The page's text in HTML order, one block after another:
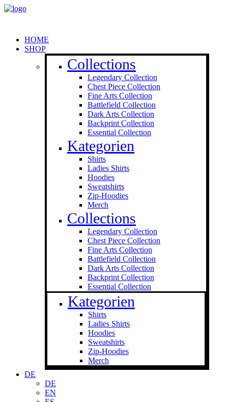
HOME
SHOP
Collections
Legendary Collection
Chest Piece Collection
Fine Arts Collection
Battlefield Collection
Dark Arts Collection
Backprint Collection
Essential Collection
Kategorien
Shirts
Ladies Shirts
Hoodies
Sweat­shirts
Zip-Hoodies
Merch
Collections
Legendary Collection
Chest Piece Collection
Fine Arts Collection
Battlefield Collection
Dark Arts Collection
Backprint Collection
Essential Collection
Kategorien
Shirts
Ladies Shirts
Hoodies
Sweat­shirts
Zip-Hoodies
Merch
DE
DE
EN